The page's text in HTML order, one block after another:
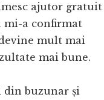
ajutor gratuit
mi-a confirmat
mult mai
mai bune.
din buzunar și